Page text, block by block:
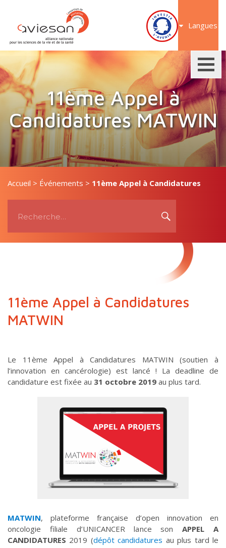
contenu
Langues
11ème Appel à
Candidatures MATWIN
Accueil > Événements > 11ème Appel à Candidatures
MATWIN
Recherche
11ème Appel à Candidatures
MATWIN
Le 11ème Appel à Candidatures MATWIN (soutien à
l’innovation en cancérologie) est lancé ! La deadline de
candidature est fixée au 31 octobre 2019 au plus tard.
MATWIN, plateforme française d’open innovation en
oncologie filiale d’UNICANCER lance sonAPPEL A
CANDIDATURES 2019 (dépôt candidatures au plus tard le